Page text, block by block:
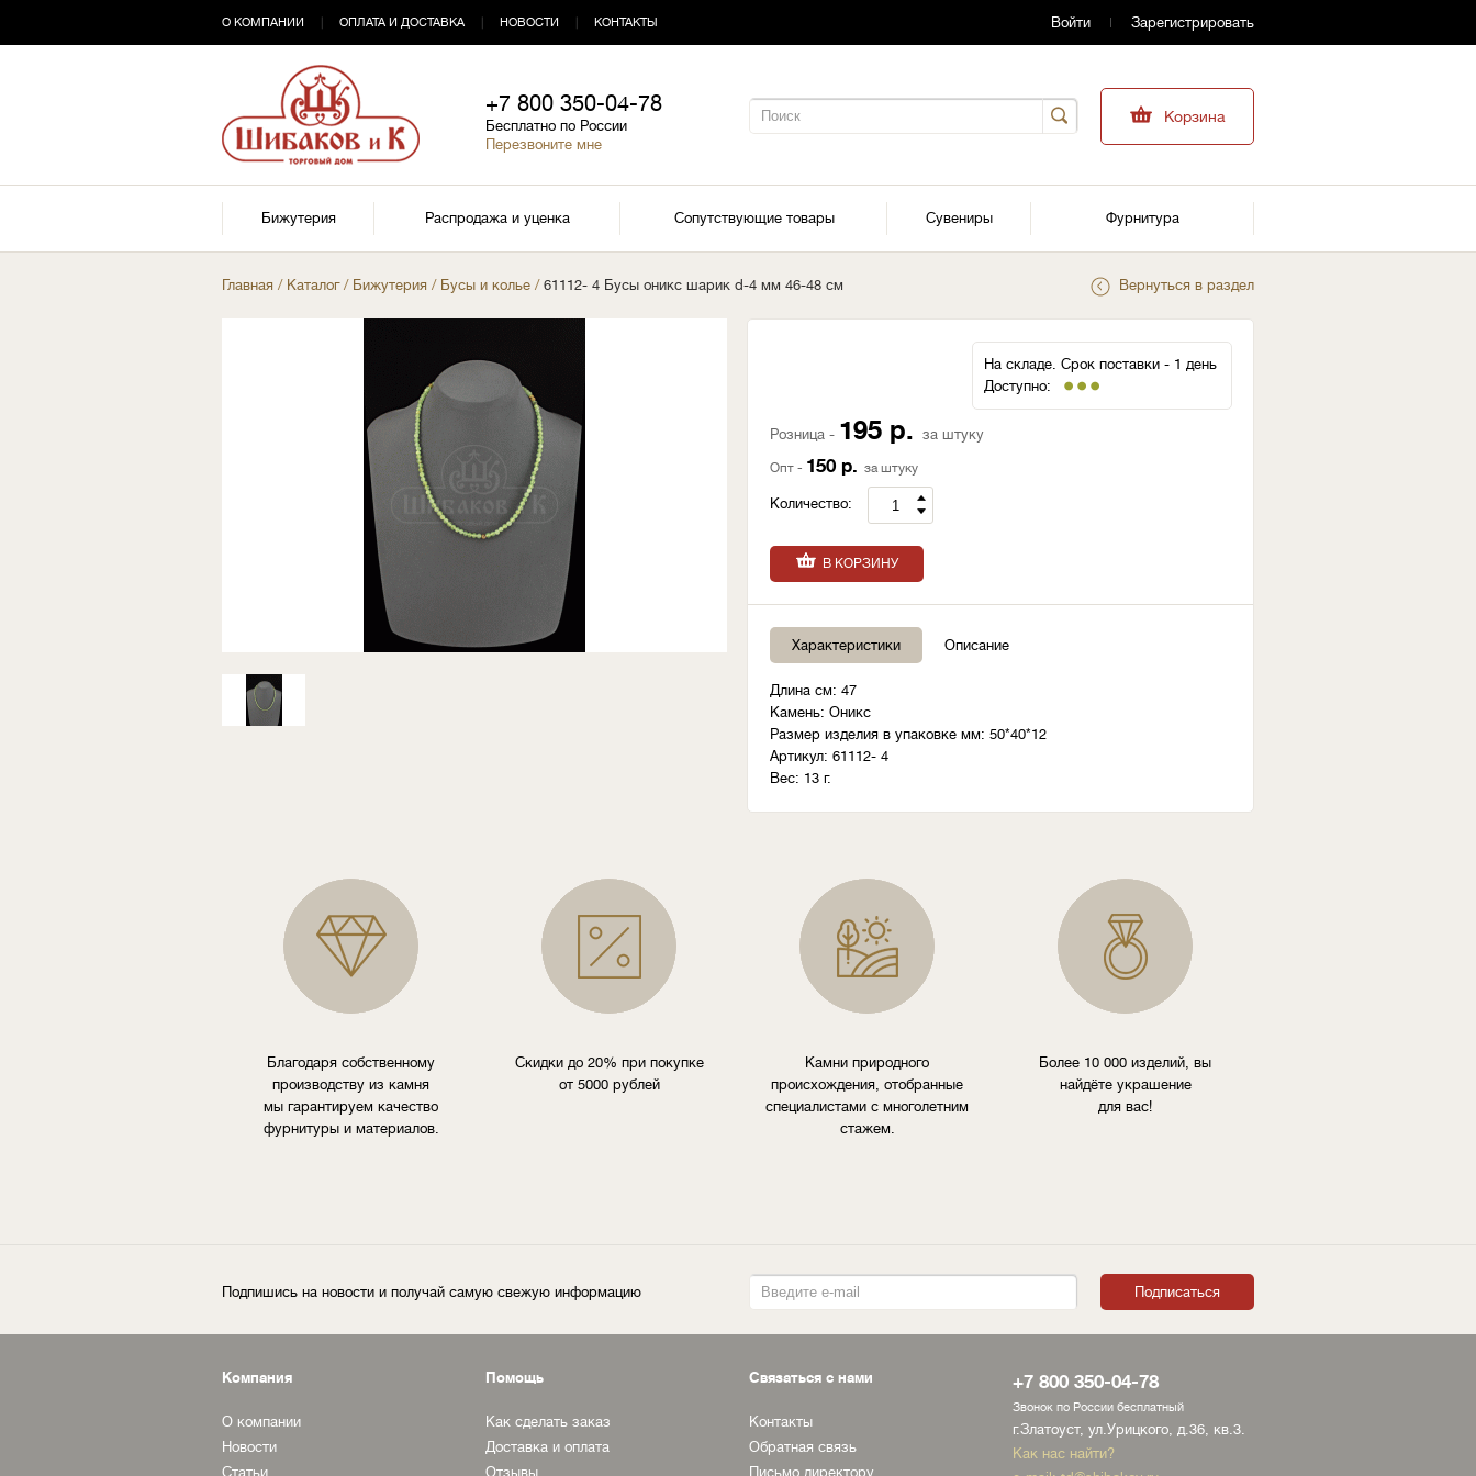
О КОМПАНИИ ОПЛАТА И ДОСТАВКА НОВОСТИ КОНТАКТЫ Войти Зарегистрировать
+7 800 350-04-78
Бесплатно по России
Перезвоните мне
Корзина
Бижутерия Распродажа и уценка Сопутствующие товары Сувениры Фурнитура
Главная / Каталог/ Бижутерия / Бусы и колье / 61112- 4 Бусы оникс шарик d-4 мм 46-48 см Вернуться в раздел
На складе. Срок поставки - 1 день
Доступно:
Розница - 195 р. за штуку
Опт - 150 р. за штуку
Количество:
В КОРЗИНУ
Характеристики Описание
Длина см: 47
Камень: Оникс
Размер изделия в упаковке мм: 50*40*12
Артикул: 61112- 4
Вес: 13 г.
Благодаря собственному
производству из камня
мы гарантируем качество
фурнитуры и материалов.
Скидки до 20% при покупке
от 5000 рублей
Камни природного
происхождения, отобранные
специалистами с многолетним
стажем.
Более 10 000 изделий, вы
найдёте украшение
для вас!
Подпишись на новости и получай самую свежую информацию
Компания
О компании
Новости
Статьи
Помощь
Как сделать заказ
Доставка и оплата
Отзывы
Связаться с нами
Контакты
Обратная связь
Письмо директору
+7 800 350-04-78
Звонок по России бесплатный
г.Златоуст, ул.Урицкого, д.36, кв.3.
Как нас найти?